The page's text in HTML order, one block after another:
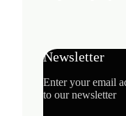
Newsletter
Enter your email
to our newsletter